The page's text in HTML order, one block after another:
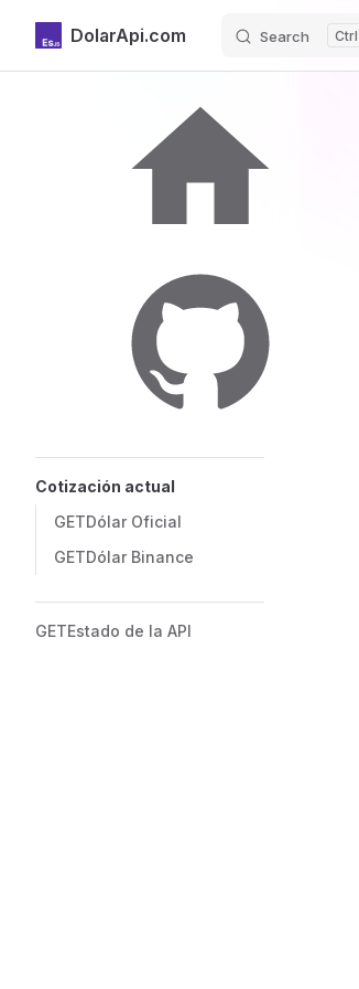
Skip to content
DolarApi.com Search
Cotización actual
GETDólar Oficial
GETDólar Binance
GETEstado de la API